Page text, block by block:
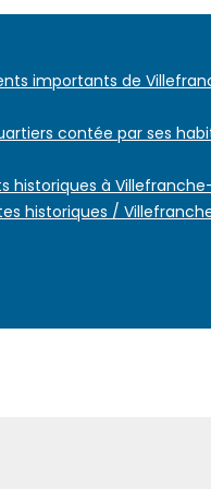
importants de
contée par ses
historiques à
historiques /